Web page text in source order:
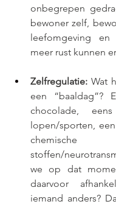
onbegrepen
bewoner zelf,
leefomgeving
meer rust kunnen
Zelfregulatie: Wat
een “baaldag”?
chocolade,
lopen/sporten,
chemische
stoffen/
we op dat
daarvoor
iemand anders?